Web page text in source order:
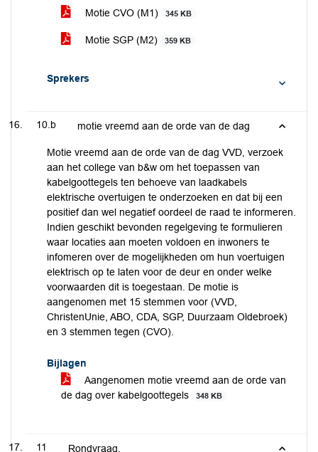
Motie CVO (M1) 345 KB
Motie SGP (M2) 359 KB
Sprekers
10.b motie vreemd aan de orde van de dag
Motie vreemd aan de orde van de dag VVD, verzoek
aan het college van b&w om het toepassen van
kabelgoottegels ten behoeve van laadkabels
elektrische overtuigen te onderzoeken en dat bij een
positief dan wel negatief oordeel de raad te informeren.
Indien geschikt bevonden regelgeving te formulieren
waar locaties aan moeten voldoen en inwoners te
infomeren over de mogelijkheden om hun voertuigen
elektrisch op te laten voor de deur en onder welke
voorwaarden dit is toegestaan. De motie is
aangenomen met 15 stemmen voor (VVD,
ChristenUnie, ABO, CDA, SGP, Duurzaam Oldebroek)
en 3 stemmen tegen (CVO).
Bijlagen
Aangenomen motie vreemd aan de orde van
de dag over kabelgoottegels
348 KB
11 Rondvraag.